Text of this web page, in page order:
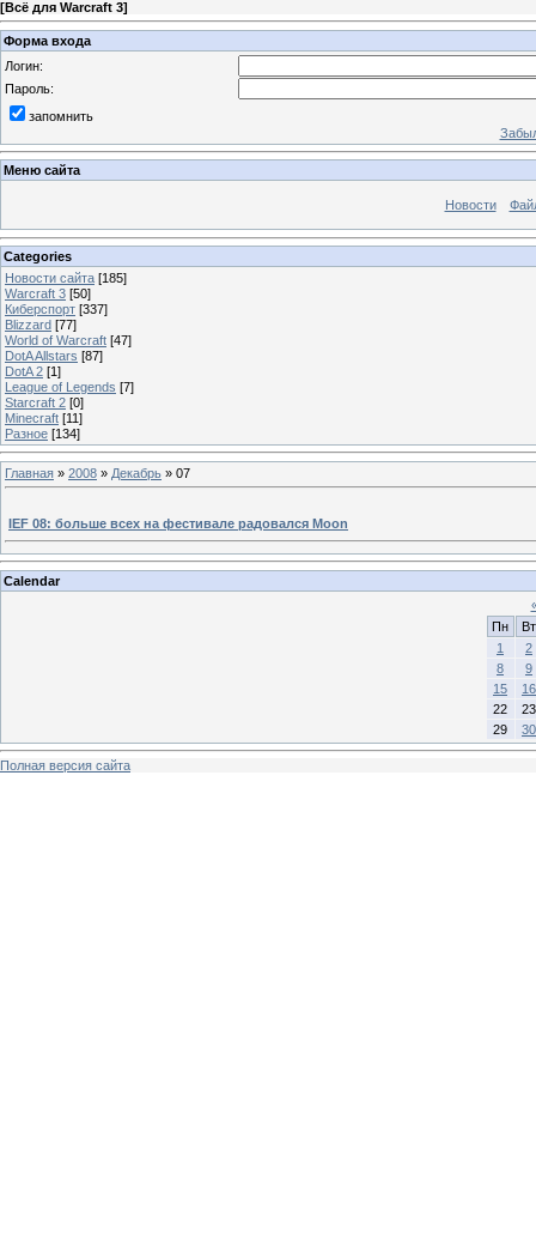
[Всё для Warcraft 3]
Форма входа
Логин:
Пароль:
запомнить
Меню сайта
Новости
Categories
Новости сайта [185]
Warcraft 3 [50]
Киберспорт [337]
Blizzard [77]
World of Warcraft [47]
DotA Allstars [87]
DotA 2 [1]
League of Legends [7]
Starcraft 2 [0]
Minecraft [11]
Разное [134]
Главная » 2008 » Декабрь » 07
IEF 08: больше всех на фестивале радовался Moon
Calendar
Пн
Вт
1
2
8
9
15
16
22
23
29
30
Полная версия сайта